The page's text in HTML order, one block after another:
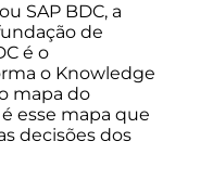
SAP BDC, a
de
é o
o Knowledge
mapa do
esse mapa que
decisões dos